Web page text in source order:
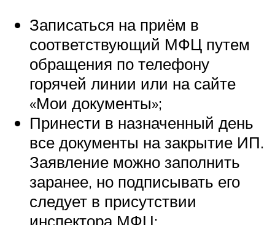
Записаться на приём в
соответствующий МФЦ путем
обращения по телефону
горячей линии или на сайте
«Мои документы»;
Принести в назначенный день
все документы на закрытие ИП.
Заявление можно заполнить
заранее, но подписывать его
следует в присутствии
инспектора МФЦ;